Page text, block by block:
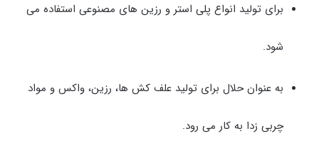
برای تولید انواع پلی استر و رزین های مصنوعی استفاده می
شود.
به عنوان حلال برای تولید علف کش ها، رزین، واکس و مواد
چربی زدا به کار می رود.